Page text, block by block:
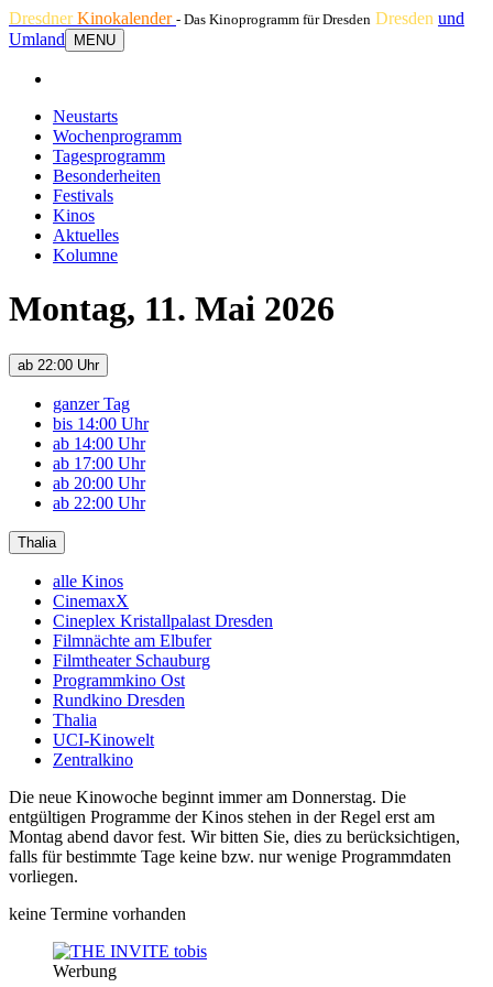
DresdnerKinokalender - Das Kinoprogramm für Dresden Dresden und
Umland
MENU
Neustarts
Wochenprogramm
Tagesprogramm
Besonderheiten
Festivals
Kinos
Aktuelles
Kolumne
Montag, 11. Mai 2026
ab 22:00 Uhr
ganzer Tag
bis 14:00 Uhr
ab 14:00 Uhr
ab 17:00 Uhr
ab 20:00 Uhr
ab 22:00 Uhr
Thalia
alle Kinos
CinemaxX
Cineplex Kristallpalast Dresden
Filmnächte am Elbufer
Filmtheater Schauburg
Programmkino Ost
Rundkino Dresden
Thalia
UCI-Kinowelt
Zentralkino
Die neue Kinowoche beginnt immer am Donnerstag. Die
entgültigen Programme der Kinos stehen in der Regel erst am
Montag abend davor fest. Wir bitten Sie, dies zu berücksichtigen,
falls für bestimmte Tage keine bzw. nur wenige Programmdaten
vorliegen.
keine Termine vorhanden
Werbung